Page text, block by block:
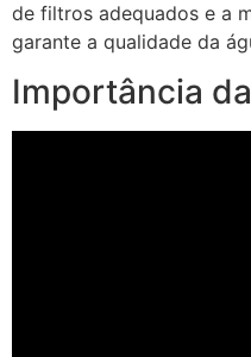
de filtros adequados e a
garante a qualidade da
Importância